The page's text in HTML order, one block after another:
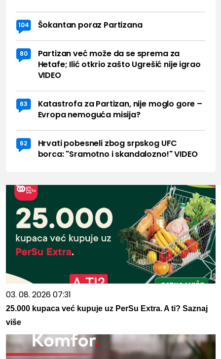
104 Šokantan poraz Partizana
80
Partizan već može da se sprema za
Hetafe; Ilić otkrio zašto Ugrešić nije igrao
VIDEO
63
Katastrofa za Partizan, nije moglo gore –
Evropa nemoguća misija?
62
Hrvati pobesneli zbog srpskog UFC
borca: "Sramotno i skandalozno!" VIDEO
03. 08. 2026 07:31
25.000 kupaca već kupuje uz PerSu Extra. A ti? Saznaj
više